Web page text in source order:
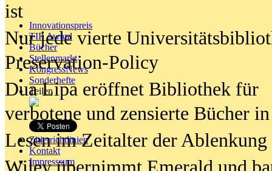
Innovationspreis
TIP Award
Bücher
Stellenmarkt
KongressNews
Sonderhefte
Teilen
Zitierrichtlinien
Kontakt
Impresssum
ist
Nur jede vierte
Preservation-Policy
Dua Lipa eröffnet Bibliothek für
verbotene und zensierte Bücher
Lesen im Zeitalter der Ablenkung